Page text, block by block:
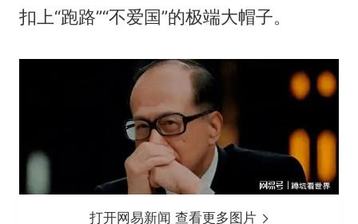
扣上“跑路”“不爱国”的极端大帽子。
打开网易新闻 查看更多图片